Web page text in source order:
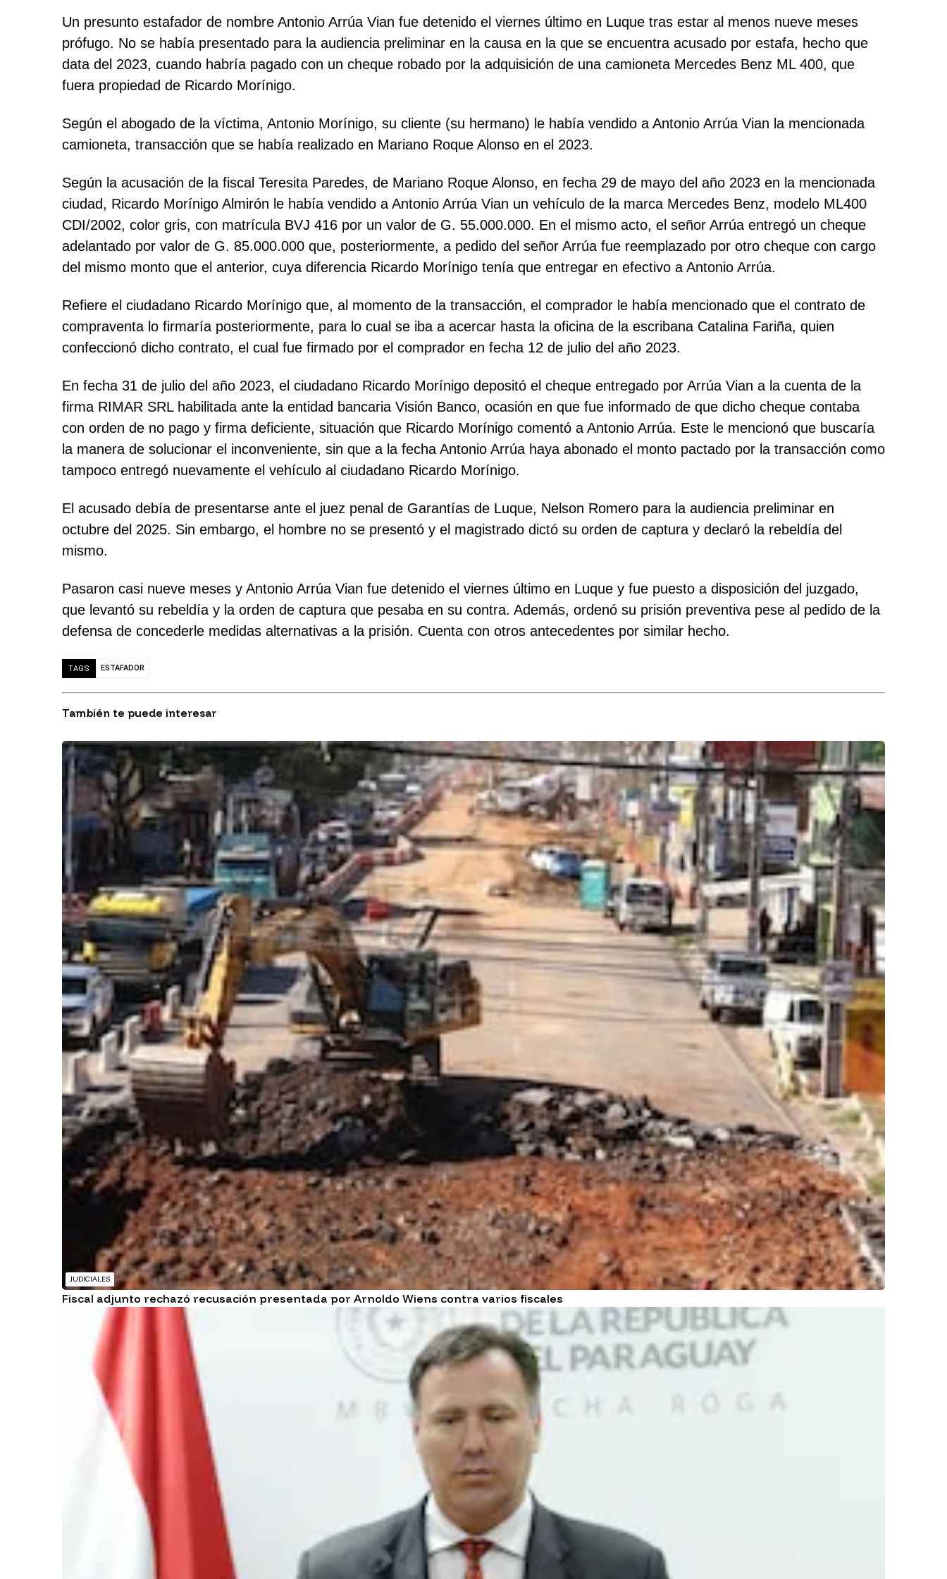
Un presunto estafador de nombre Antonio Arrúa Vian fue detenido el viernes último en Luque tras estar al menos nueve meses
prófugo. No se había presentado para la audiencia preliminar en la causa en la que se encuentra acusado por estafa, hecho que
data del 2023, cuando habría pagado con un cheque robado por la adquisición de una camioneta Mercedes Benz ML 400, que
fuera propiedad de Ricardo Morínigo.
Según el abogado de la víctima, Antonio Morínigo, su cliente (su hermano) le había vendido a Antonio Arrúa Vian la mencionada
camioneta, transacción que se había realizado en Mariano Roque Alonso en el 2023.
Según la acusación de la fiscal Teresita Paredes, de Mariano Roque Alonso, en fecha 29 de mayo del año 2023 en la mencionada
ciudad, Ricardo Morínigo Almirón le había vendido a Antonio Arrúa Vian un vehículo de la marca Mercedes Benz, modelo ML400
CDI/2002, color gris, con matrícula BVJ 416 por un valor de G. 55.000.000. En el mismo acto, el señor Arrúa entregó un cheque
adelantado por valor de G. 85.000.000 que, posteriormente, a pedido del señor Arrúa fue reemplazado por otro cheque con cargo
del mismo monto que el anterior, cuya diferencia Ricardo Morínigo tenía que entregar en efectivo a Antonio Arrúa.
Refiere el ciudadano Ricardo Morínigo que, al momento de la transacción, el comprador le había mencionado que el contrato de
compraventa lo firmaría posteriormente, para lo cual se iba a acercar hasta la oficina de la escribana Catalina Fariña, quien
confeccionó dicho contrato, el cual fue firmado por el comprador en fecha 12 de julio del año 2023.
En fecha 31 de julio del año 2023, el ciudadano Ricardo Morínigo depositó el cheque entregado por Arrúa Vian a la cuenta de la
firma RIMAR SRL habilitada ante la entidad bancaria Visión Banco, ocasión en que fue informado de que dicho cheque contaba
con orden de no pago y firma deficiente, situación que Ricardo Morínigo comentó a Antonio Arrúa. Este le mencionó que buscaría
la manera de solucionar el inconveniente, sin que a la fecha Antonio Arrúa haya abonado el monto pactado por la transacción como
tampoco entregó nuevamente el vehículo al ciudadano Ricardo Morínigo.
El acusado debía de presentarse ante el juez penal de Garantías de Luque, Nelson Romero para la audiencia preliminar en
octubre del 2025. Sin embargo, el hombre no se presentó y el magistrado dictó su orden de captura y declaró la rebeldía del
mismo.
Pasaron casi nueve meses y Antonio Arrúa Vian fue detenido el viernes último en Luque y fue puesto a disposición del juzgado,
que levantó su rebeldía y la orden de captura que pesaba en su contra. Además, ordenó su prisión preventiva pese al pedido de la
defensa de concederle medidas alternativas a la prisión. Cuenta con otros antecedentes por similar hecho.
TAGS ESTAFADOR
También te puede interesar
JUDICIALES
Fiscal adjunto rechazó recusación presentada por Arnoldo Wiens contra varios fiscales